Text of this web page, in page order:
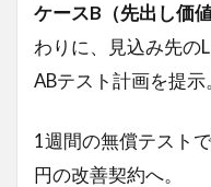
ケースB（先出し価値
わりに、見込み先の
ABテスト計画を提示
1週間の無償テスト
円の改善契約へ。